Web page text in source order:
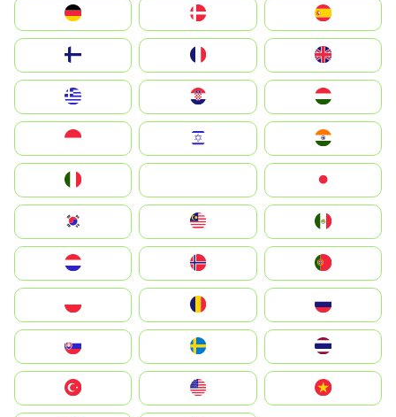
Deutschland
United Kingdom
Magyarország
South Korea
United States